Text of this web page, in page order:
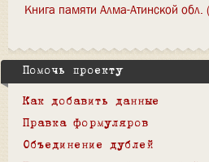
Книга памяти Алма-Атинской обл.
Помочь проекту
Как добавить данные
Правка формуляров
Объединение дублей